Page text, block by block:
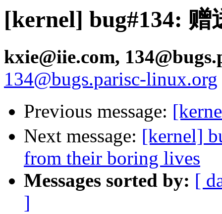
[kernel] bug#134: 赠
kxie@iie.com,
134@bugs.parisc-linux.org
Previous message:
Next message: [kernel]
from their boring lives
Messages sorted by: [
]